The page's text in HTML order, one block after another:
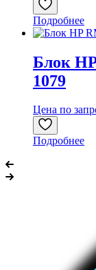
Подробнее
Блок
1079
Цена по
Подробнее